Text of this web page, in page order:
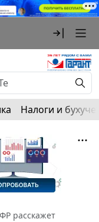
Налоги и
расскажет